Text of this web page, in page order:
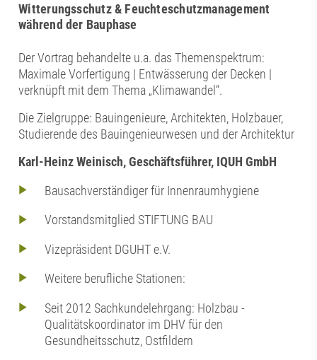
Witterungsschutz & Feuchteschutzmanagement
während der Bauphase
Der Vortrag behandelte u.a. das Themenspektrum:
Maximale Vorfertigung | Entwässerung der Decken |
verknüpft mit dem Thema „Klimawandel“.
Die Zielgruppe: Bauingenieure, Architekten, Holzbauer,
Studierende des Bauingenieurwesen und der Architektur
Karl-Heinz Weinisch, Geschäftsführer, IQUH GmbH
Bausachverständiger für Innenraumhygiene
Vorstandsmitglied STIFTUNG BAU
Vizepräsident DGUHT e.V.
Weitere berufliche Stationen:
Seit 2012 Sachkundelehrgang: Holzbau -
Qualitätskoordinator im DHV für den
Gesundheitsschutz, Ostfildern